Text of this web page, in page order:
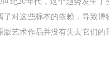
对这些标本的依赖，导致博
艺术作品并没有失去它们的